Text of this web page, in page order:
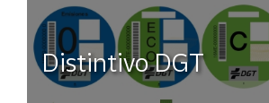
Distintivo DGT